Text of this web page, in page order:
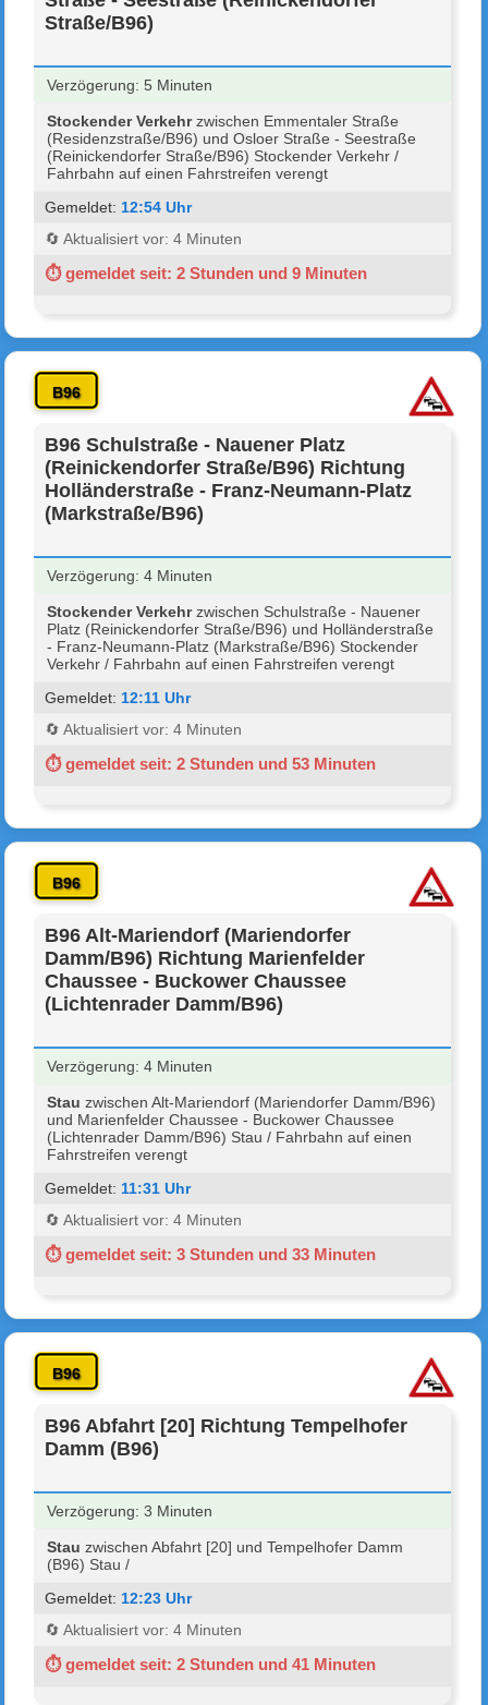
Straße/B96)
Verzögerung: 5 Minuten
Stockender Verkehrzwischen Emmentaler Straße
(Residenzstraße/B96) und Osloer Straße - Seestraße
(Reinickendorfer Straße/B96) Stockender Verkehr /
Fahrbahn auf einen Fahrstreifen verengt
Gemeldet: 12:54 Uhr
🔄 Aktualisiert vor: 4 Minuten
⏱ gemeldet seit: 2 Stunden und 9 Minuten
B96
B96 Schulstraße - Nauener Platz
(Reinickendorfer Straße/B96) Richtung
Holländerstraße - Franz-Neumann-Platz
(Markstraße/B96)
Verzögerung: 4 Minuten
Stockender Verkehrzwischen Schulstraße - Nauener
Platz (Reinickendorfer Straße/B96) und Holländerstraße
- Franz-Neumann-Platz (Markstraße/B96) Stockender
Verkehr / Fahrbahn auf einen Fahrstreifen verengt
Gemeldet: 12:11 Uhr
🔄 Aktualisiert vor: 4 Minuten
⏱ gemeldet seit: 2 Stunden und 53 Minuten
B96
B96 Alt-Mariendorf (Mariendorfer
Damm/B96) Richtung Marienfelder
Chaussee - Buckower Chaussee
(Lichtenrader Damm/B96)
Verzögerung: 4 Minuten
Stau zwischen Alt-Mariendorf (Mariendorfer Damm/B96)
und Marienfelder Chaussee - Buckower Chaussee
(Lichtenrader Damm/B96) Stau / Fahrbahn auf einen
Fahrstreifen verengt
Gemeldet: 11:31 Uhr
🔄 Aktualisiert vor: 4 Minuten
⏱ gemeldet seit: 3 Stunden und 33 Minuten
B96
B96 Abfahrt [20] Richtung Tempelhofer
Damm (B96)
Verzögerung: 3 Minuten
Stau zwischen Abfahrt [20] und Tempelhofer Damm
(B96) Stau /
Gemeldet: 12:23 Uhr
🔄 Aktualisiert vor: 4 Minuten
⏱ gemeldet seit: 2 Stunden und 41 Minuten